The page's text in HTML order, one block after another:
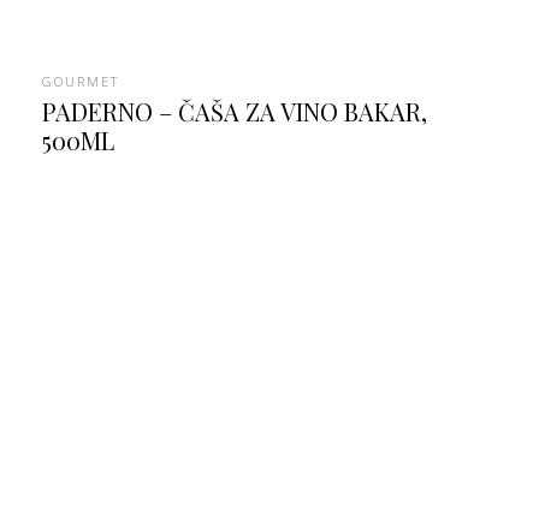
GOURMET
PADERNO – ČAŠA ZA VINO BAKAR,
500ML